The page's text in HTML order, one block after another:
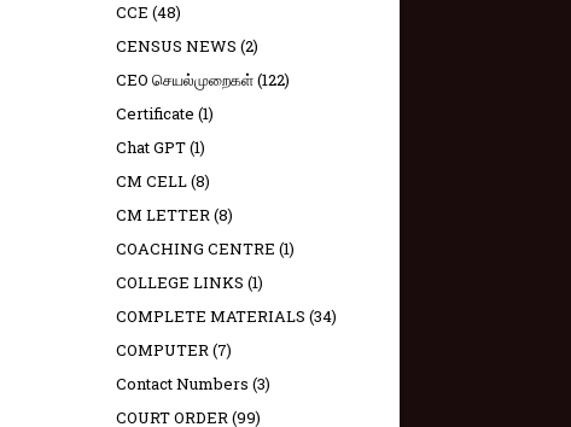
CCE (48)
CENSUS NEWS (2)
CEO செயல்முறைகள்(122)
Certificate (1)
Chat GPT(1)
CM CELL(8)
CM LETTER(8)
COACHING CENTRE (1)
COLLEGE LINKS (1)
COMPLETE MATERIALS (34)
COMPUTER(7)
Contact Numbers (3)
COURT ORDER(99)